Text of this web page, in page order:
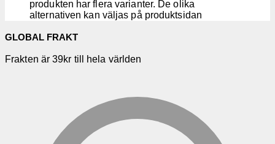
produkten har flera varianter. De olika
alternativen kan väljas på produktsidan
GLOBAL FRAKT
Frakten är 39kr till hela världen